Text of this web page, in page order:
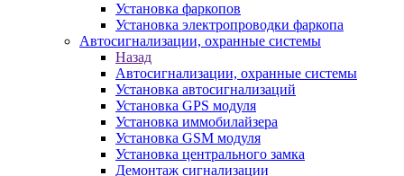
Установка фаркопов
Установка электропроводки фаркопа
Автосигнализации, охранные системы
Назад
Автосигнализации, охранные системы
Установка автосигнализаций
Установка GPS модуля
Установка иммобилайзера
Установка GSM модуля
Установка центрального замка
Демонтаж сигнализации